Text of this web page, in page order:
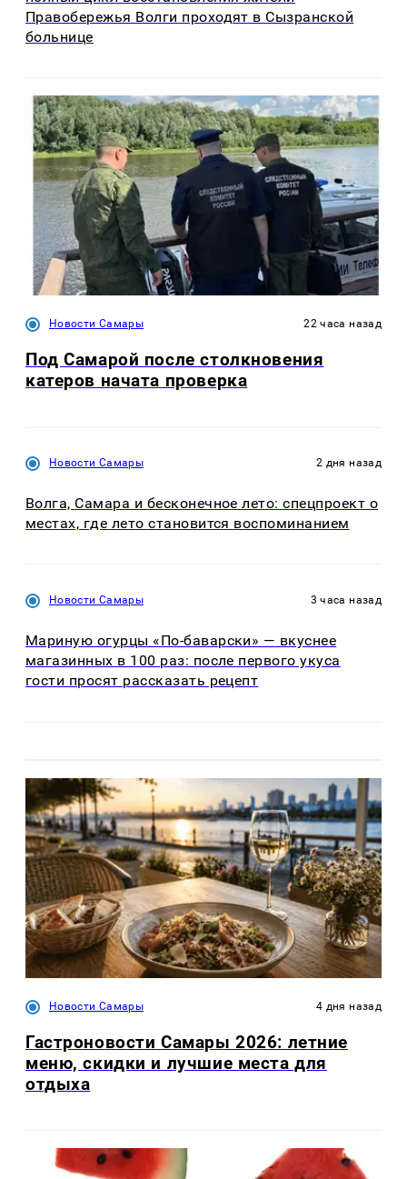
Правобережья Волги проходят в Сызранской
больнице
Новости Самары 22 часа назад
Под Самарой после столкновения
катеров начата проверка
Новости Самары 2 дня назад
Волга, Самара и бесконечное лето: спецпроект о
местах, где лето становится воспоминанием
Новости Самары 3 часа назад
Мариную огурцы «По-баварски» — вкуснее
магазинных в 100 раз: после первого укуса
гости просят рассказать рецепт
Новости Самары 4 дня назад
Гастроновости Самары 2026: летние
меню, скидки и лучшие места для
отдыха